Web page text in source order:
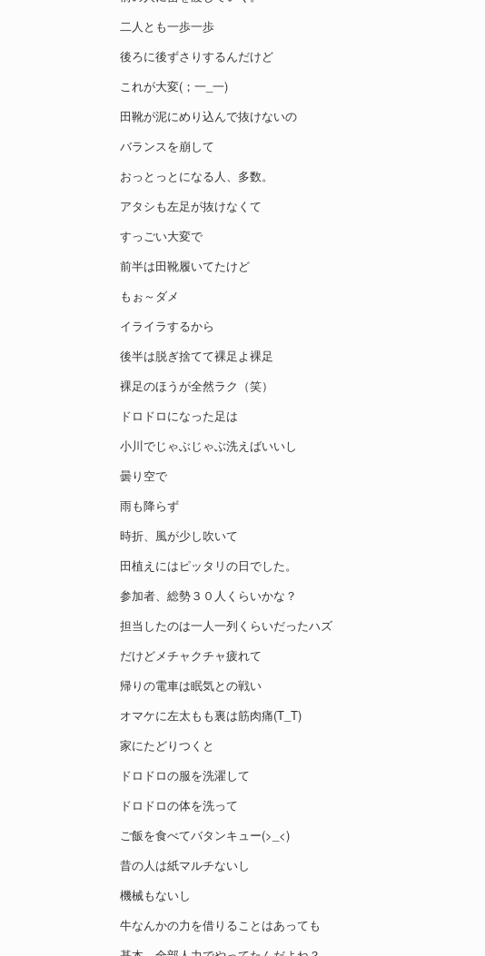
二人とも一歩一歩
後ろに後ずさりするんだけど
これが大変(；一_一)
田靴が泥にめり込んで抜けないの
バランスを崩して
おっとっとになる人、多数。
アタシも左足が抜けなくて
すっごい大変で
前半は田靴履いてたけど
もぉ～ダメ
イライラするから
後半は脱ぎ捨てて裸足よ裸足
裸足のほうが全然ラク（笑）
ドロドロになった足は
小川でじゃぶじゃぶ洗えばいいし
曇り空で
雨も降らず
時折、風が少し吹いて
田植えにはピッタリの日でした。
参加者、総勢３０人くらいかな？
担当したのは一人一列くらいだったハズ
だけどメチャクチャ疲れて
帰りの電車は眠気との戦い
オマケに左太もも裏は筋肉痛(T_T)
家にたどりつくと
ドロドロの服を洗濯して
ドロドロの体を洗って
ご飯を食べてバタンキュー(>_<)
昔の人は紙マルチないし
機械もないし
牛なんかの力を借りることはあっても